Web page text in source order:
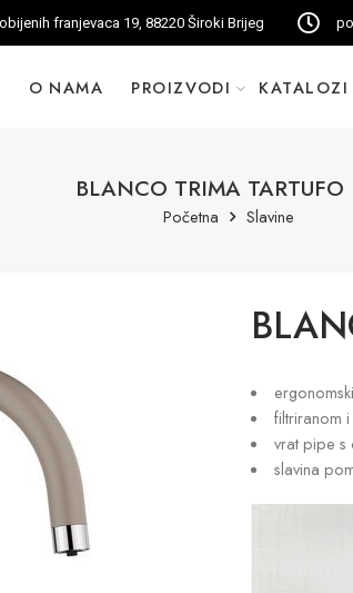
franjevaca 19, 88220 Široki Brijeg
O NAMA PROIZVODI KATALOZI
BLANCO TRIMA TARTUFO
Početna Slavine
filtriranom
vrat pipe s
slavina